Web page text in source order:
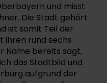
und misst
Die Stadt gehört
ist somit Teil der
ihren rund sechs
Name bereits sagt,
das Stadtbild und
aufgrund der